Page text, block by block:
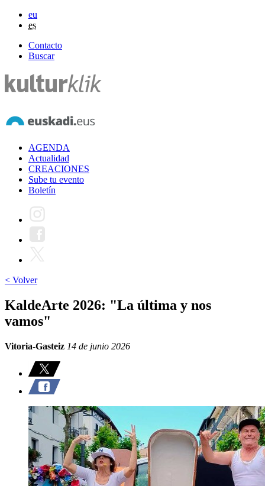
eu
es
Contacto
Buscar
AGENDA
Actualidad
CREACIONES
Sube tu evento
Boletín
< Volver
KaldeArte 2026: "La última y nos
vamos"
Vitoria-Gasteiz 14 de junio 2026